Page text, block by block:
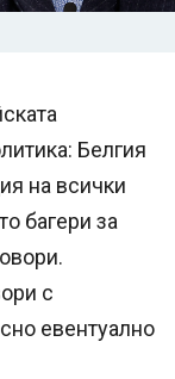
Белгия
на всички
багери за
с
евентуално